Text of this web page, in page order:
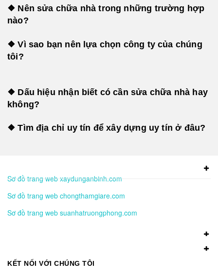
❖ Nên sửa chữa nhà trong những trường hợp
nào?
❖ Vì sao bạn nên lựa chọn công ty của chúng
tôi?
❖ Dấu hiệu nhận biết có cần sửa chữa nhà hay
không?
❖ Tìm địa chỉ uy tín để xây dựng uy tín ở đâu?
Sơ đồ trang web xaydunganbinh.com
Sơ đồ trang web chongthamgiare.com
Sơ đồ trang web suanhatruongphong.com
KẾT NỐI VỚI CHÚNG TÔI